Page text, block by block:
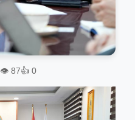
👁 87👍 0